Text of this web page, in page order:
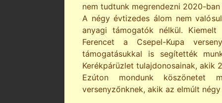
nem tudtunk megrendezni 2020-
A négy évtizedes álom nem
anyagi támogatók nélkül.
Ferencet a Csepel-Kupa
támogatásukkal is segítették
Kerékpárüzlet tulajdonosainak,
Ezúton mondunk köszönetet
versenyzőnknek, akik az elmúlt